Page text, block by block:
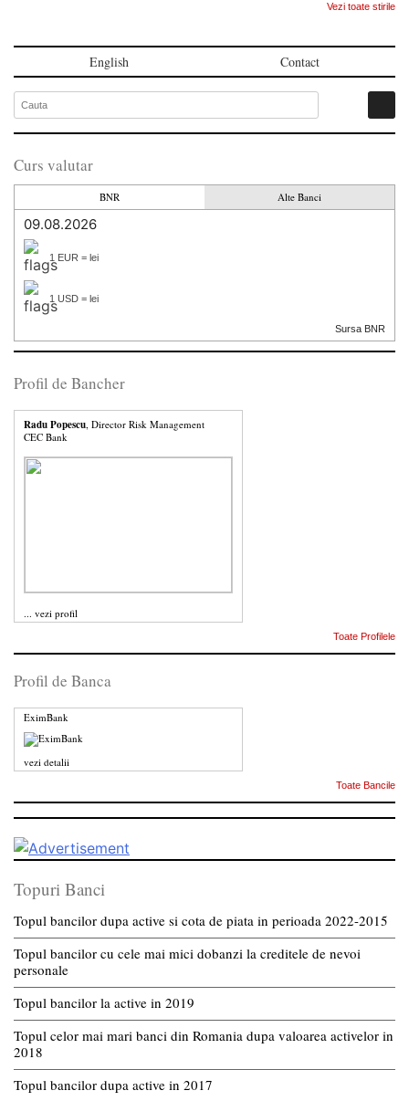
Vezi toate stirile
English Contact
Curs valutar
BNR Alte Banci
09.08.2026
1 EUR = lei
1 USD = lei
Sursa BNR
Profil de Bancher
Radu Popescu, Director Risk Management
CEC Bank
... vezi profil
Toate Profilele
Profil de Banca
EximBank
vezi detalii
Toate Bancile
Topuri Banci
Topul bancilor dupa active si cota de piata in perioada 2022-2015
Topul bancilor cu cele mai mici dobanzi la creditele de nevoi
personale
Topul bancilor la active in 2019
Topul celor mai mari banci din Romania dupa valoarea activelor in
2018
Topul bancilor dupa active in 2017